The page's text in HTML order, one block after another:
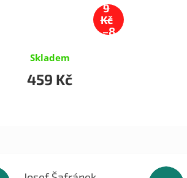
9
Kč
–8
Skladem
459 Kč